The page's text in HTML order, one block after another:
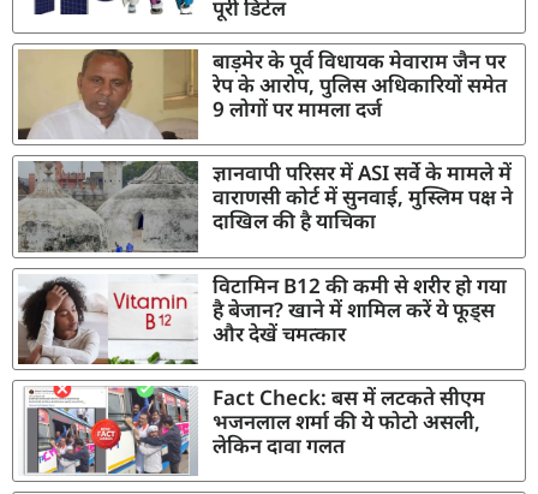
पूरी डिटेल
बाड़मेर के पूर्व विधायक मेवाराम जैन पर
रेप के आरोप, पुलिस अधिकारियों समेत
9 लोगों पर मामला दर्ज
ज्ञानवापी परिसर में ASI सर्वे के मामले में
वाराणसी कोर्ट में सुनवाई, मुस्लिम पक्ष ने
दाखिल की है याचिका
विटामिन B12 की कमी से शरीर हो गया
है बेजान? खाने में शामिल करें ये फूड्स
और देखें चमत्कार
Fact Check: बस में लटकते सीएम
भजनलाल शर्मा की ये फोटो असली,
लेकिन दावा गलत